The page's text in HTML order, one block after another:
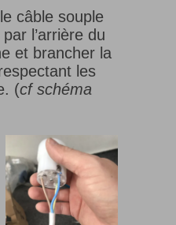
câble souple
l’arrière du
et brancher la
les
(cf schéma